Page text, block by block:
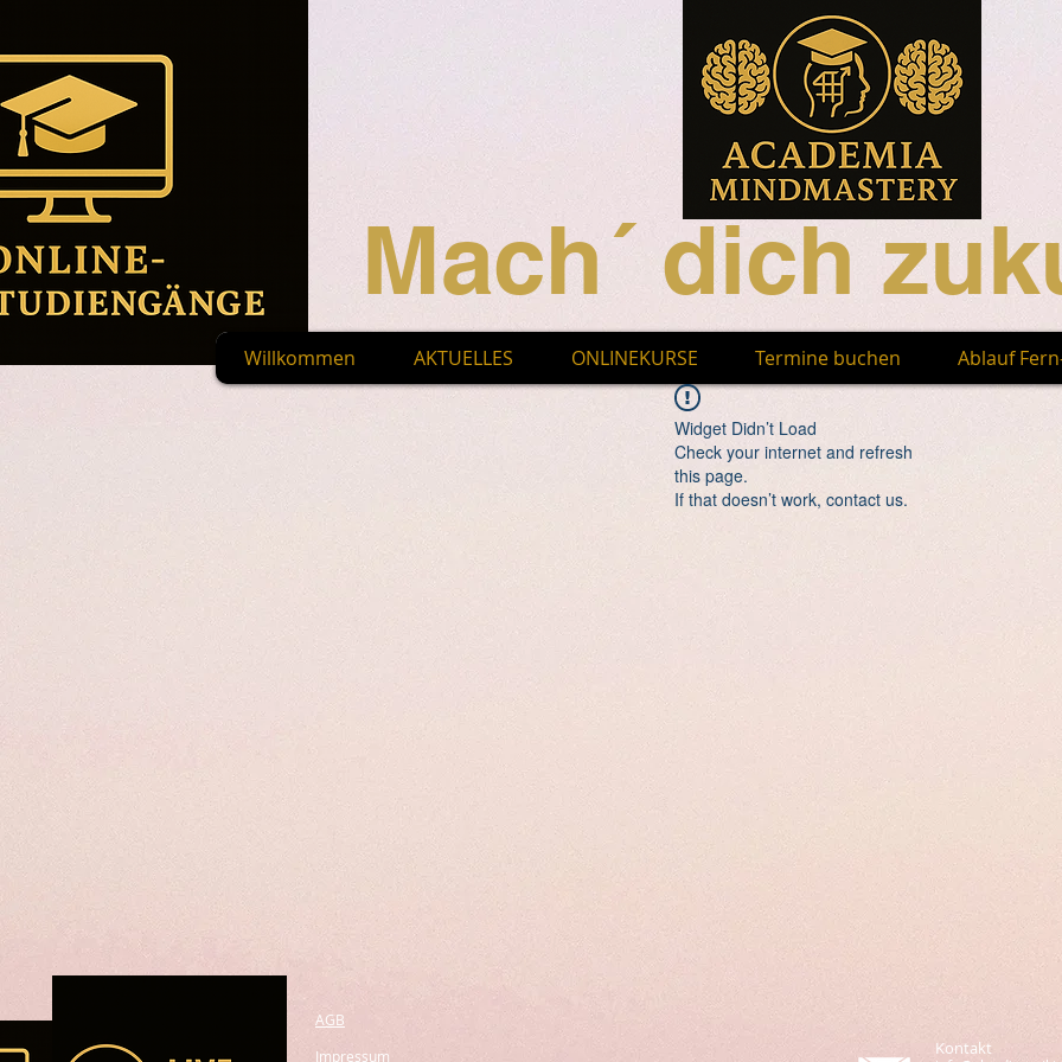
Mach´ dich
Willkommen AKTUELLES ONLINEKURSE Termine buchen Ablauf
Widget Didn’t Load
Check your internet and refresh
this page.
If that doesn’t work, contact us.
AGB
Impressum
Kontakt